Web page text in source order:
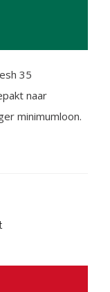
35
naar
mini­mumloon.